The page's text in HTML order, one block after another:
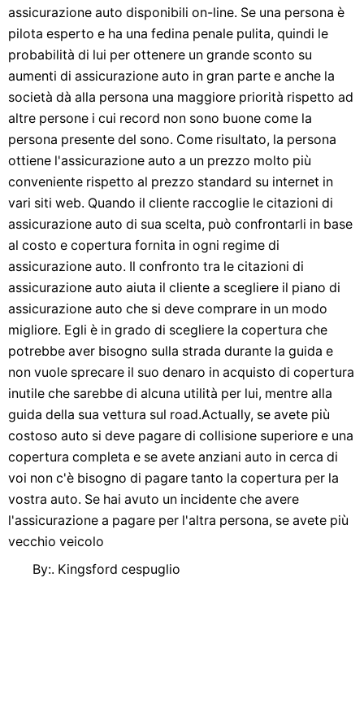
assicurazione auto disponibili on-line. Se una persona è
pilota esperto e ha una fedina penale pulita, quindi le
probabilità di lui per ottenere un grande sconto su
aumenti di assicurazione auto in gran parte e anche la
società dà alla persona una maggiore priorità rispetto ad
altre persone i cui record non sono buone come la
persona presente del sono. Come risultato, la persona
ottiene l'assicurazione auto a un prezzo molto più
conveniente rispetto al prezzo standard su internet in
vari siti web. Quando il cliente raccoglie le citazioni di
assicurazione auto di sua scelta, può confrontarli in base
al costo e copertura fornita in ogni regime di
assicurazione auto. Il confronto tra le citazioni di
assicurazione auto aiuta il cliente a scegliere il piano di
assicurazione auto che si deve comprare in un modo
migliore. Egli è in grado di scegliere la copertura che
potrebbe aver bisogno sulla strada durante la guida e
non vuole sprecare il suo denaro in acquisto di copertura
inutile che sarebbe di alcuna utilità per lui, mentre alla
guida della sua vettura sul road.Actually, se avete più
costoso auto si deve pagare di collisione superiore e una
copertura completa e se avete anziani auto in cerca di
voi non c'è bisogno di pagare tanto la copertura per la
vostra auto. Se hai avuto un incidente che avere
l'assicurazione a pagare per l'altra persona, se avete più
vecchio veicolo
By:. Kingsford cespuglio